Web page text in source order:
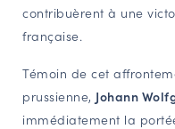
contribuèrent à une
française.
Témoin de cet
prussienne, Johann
immédiatement la